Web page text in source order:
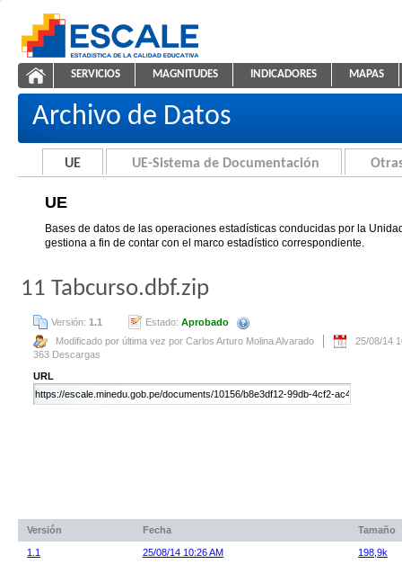
ESCALE - Unidad de Estadística Educativa
UE
NAVEGACIÓN
SERVICIOS MAGNITUDES INDICADORES MAPAS
Archivo de Datos
UE UE-Sistema de Documentación
UE
Bases de datos de las operaciones estadísticas conducidas por la
gestiona a fin de contar con el marco estadístico correspondiente.
11 Tabcurso.dbf.zip
Versión: 1.1 Estado: Aprobado
Modificado por última vez por Carlos Arturo Molina Alvarado
25/08/14
363 Descargas
URL
Versión Fecha Tamaño
1.1 25/08/14 10:26 AM 198,9k